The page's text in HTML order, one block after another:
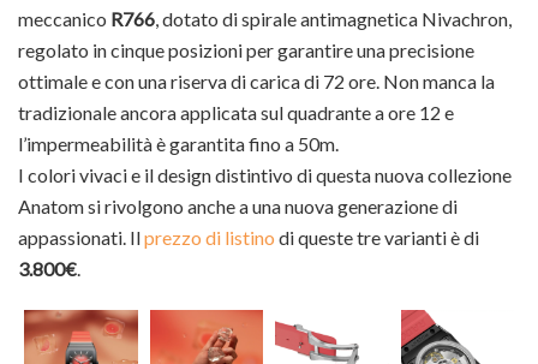
meccanico R766 , dotato di spirale antimagnetica Nivachron,
regolato in cinque posizioni per garantire una precisione
ottimale e con una riserva di carica di 72 ore. Non manca la
tradizionale ancora applicata sul quadrante a ore 12 e
l’impermeabilità è garantita fino a 50m.
I colori vivaci e il design distintivo di questa nuova collezione
Anatom si rivolgono anche a una nuova generazione di
appassionati. Ilprezzo di listino di queste tre varianti è di
3.800€